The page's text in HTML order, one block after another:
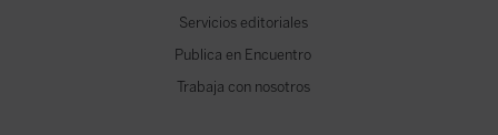
Servicios editoriales
Publica en Encuentro
Trabaja con nosotros